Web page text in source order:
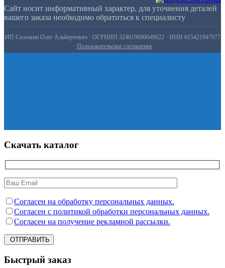
Сайт носит информативный характер, для уточнения деталей
вашего заказа необходимо обратиться к специалисту
ИП Соломин Олег Альбертович · ОГРНИП 324619600049022 · ИНН 615421947977
· Пользовательское соглашение
Скачать каталог
Согласен на обработку персональных данных.
Согласен с политикой обработки персональных данных.
Согласен на получение рекламной рассылки.
ОТПРАВИТЬ
Быстрый заказ